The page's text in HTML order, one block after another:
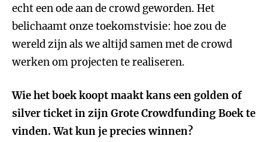
echt een ode aan de crowd geworden. Het
belichaamt onze toekomstvisie: hoe zou de
wereld zijn als we altijd samen met de crowd
werken om projecten te realiseren.
Wie het boek koopt maakt kans een golden of
silver ticket in zijn Grote Crowdfunding Boek te
vinden. Wat kun je precies winnen?